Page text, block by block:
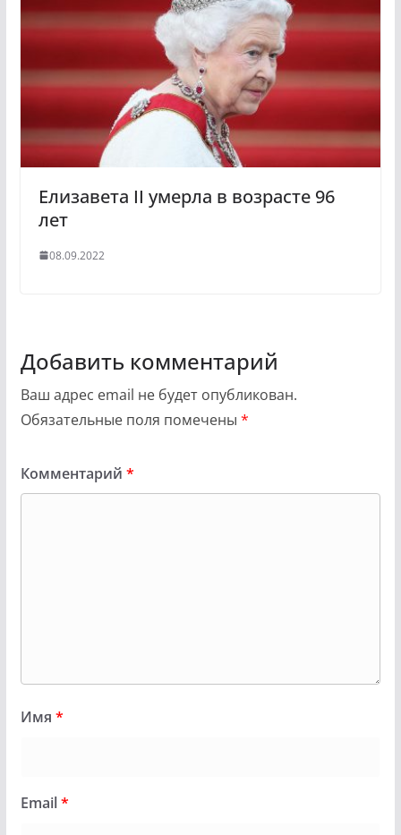
Елизавета II умерла в возрасте 96
лет
08.09.2022
Добавить комментарий
Ваш адрес email не будет опубликован.
Обязательные поля помечены *
Комментарий *
Имя *
Email*